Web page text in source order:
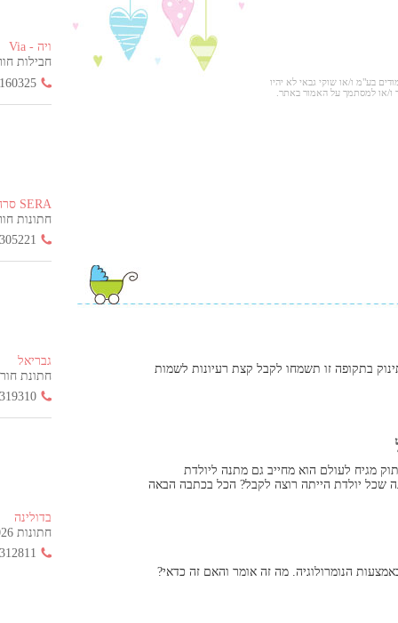
בע"מ ו/או שוקי גבאי לא יהיו
ו/או למסתמך על האמור באתר.
בתקופה זו תשמחו לקבל קצת רעיונות לשמות
מגיח לעולם הוא מחייב גם מתנה ליולדת
שכל יולדת הייתה רוצה לקבל? הכל בכתבה הבאה
הנומרולוגיה. מה זה אומר והאם זה כדאי?
ויה - Via
חבילות
SERA סרה
חתונות חורף
גבריאל
חתונת חורף
בדולינה
חתונות 2026 החל מ- 355 ש"ח בלבד!